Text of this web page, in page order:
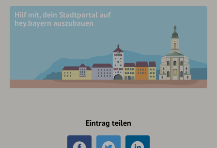
Hilf mit, dein Stadtportal auf
hey.bayern auszubauen
Eintrag teilen